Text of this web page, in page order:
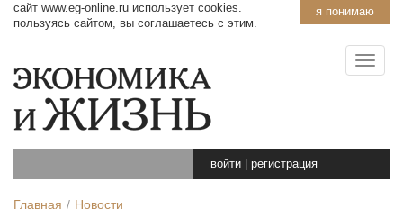
я понимаю
сайт www.eg-online.ru использует cookies.
пользуясь сайтом, вы соглашаетесь с этим.
войти регистрация
Главная Новости